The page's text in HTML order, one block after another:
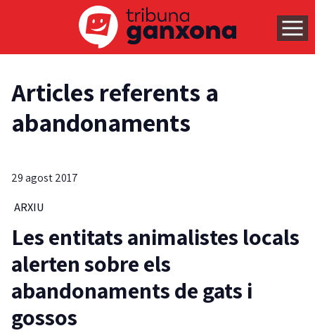
Articles referents a
abandonaments
29 agost 2017
ARXIU
Les entitats animalistes locals
alerten sobre els
abandonaments de gats i
gossos